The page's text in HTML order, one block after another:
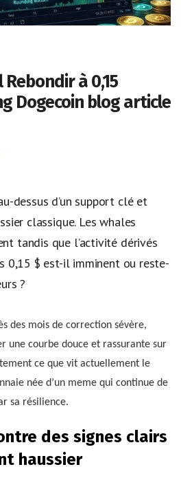
à 0,15
Dogecoin blog article
dessus d’un support clé et
classique. Les whales
tandis que l’activité dérivés
0,15 $ est-il imminent ou reste-
?
des mois de correction sévère,
une courbe douce et rassurante sur
ce que vit actuellement le
née d’un meme qui continue de
sa résilience.
des signes clairs
haussier